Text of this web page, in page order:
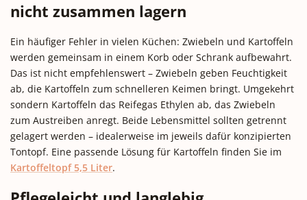
nicht zusammen lagern
Ein häufiger Fehler in vielen Küchen: Zwiebeln und Kartoffeln
werden gemeinsam in einem Korb oder Schrank aufbewahrt.
Das ist nicht empfehlenswert – Zwiebeln geben Feuchtigkeit
ab, die Kartoffeln zum schnelleren Keimen bringt. Umgekehrt
sondern Kartoffeln das Reifegas Ethylen ab, das Zwiebeln
zum Austreiben anregt. Beide Lebensmittel sollten getrennt
gelagert werden – idealerweise im jeweils dafür konzipierten
Tontopf. Eine passende Lösung für Kartoffeln finden Sie im
Kartoffeltopf 5,5 Liter.